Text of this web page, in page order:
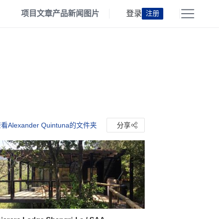
项目文章产品新闻 图片 登录 注册
Alexander Quintuna的文件夹 分享